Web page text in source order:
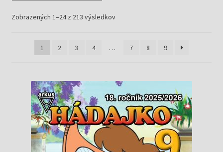
Pre školy
Knižný klub
Zobrazených 1–24 z 213 výsledkovZoradené
1
2 3 4 … 7 8 9